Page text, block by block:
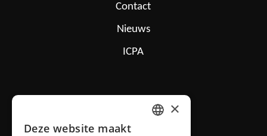
Contact
Nieuws
ICPA
Mon Plaisir 26
×
Deze website maakt